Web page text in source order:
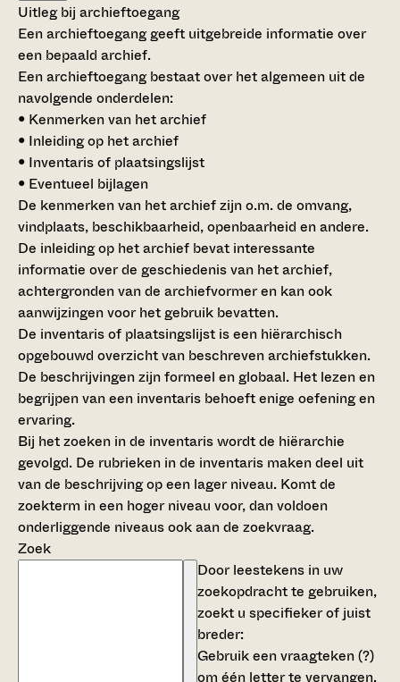
Uitleg bij archieftoegang
Een archieftoegang geeft uitgebreide informatie over
een bepaald archief.
Een archieftoegang bestaat over het algemeen uit de
navolgende onderdelen:
• Kenmerken van het archief
• Inleiding op het archief
• Inventaris of plaatsingslijst
• Eventueel bijlagen
De kenmerken van het archief zijn o.m. de omvang,
vindplaats, beschikbaarheid, openbaarheid en andere.
De inleiding op het archief bevat interessante
informatie over de geschiedenis van het archief,
achtergronden van de archiefvormer en kan ook
aanwijzingen voor het gebruik bevatten.
De inventaris of plaatsingslijst is een hiërarchisch
opgebouwd overzicht van beschreven archiefstukken.
De beschrijvingen zijn formeel en globaal. Het lezen en
begrijpen van een inventaris behoeft enige oefening en
ervaring.
Bij het zoeken in de inventaris wordt de hiërarchie
gevolgd. De rubrieken in de inventaris maken deel uit
van de beschrijving op een lager niveau. Komt de
zoekterm in een hoger niveau voor, dan voldoen
onderliggende niveaus ook aan de zoekvraag.
Zoek
Door leestekens in uw
zoekopdracht te gebruiken,
zoekt u specifieker of juist
breder:
Gebruik eenvraagteken (?)
om één letter te vervangen.